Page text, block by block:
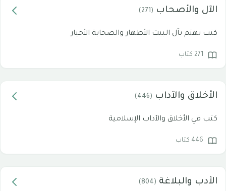
الآل والأصحاب (271)
كتب تهتم بآل البيت الأطهار والصحابة الأخيار
271 كتاب
الأخلاق والآداب (446)
كتب في الأخلاق والآداب الإسلامية
446 كتاب
الأدب والبلاغة (804)